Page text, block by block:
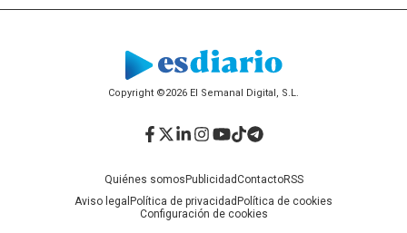
Copyright ©2026 El Semanal Digital, S.L.
Quiénes somos PublicidadContactoRSS
Aviso legal Política de privacidad Política de cookies
Configuración de cookies
Facebook
Twitter
LinkedIn
Instagram
YouTube
TikTok
Telegram